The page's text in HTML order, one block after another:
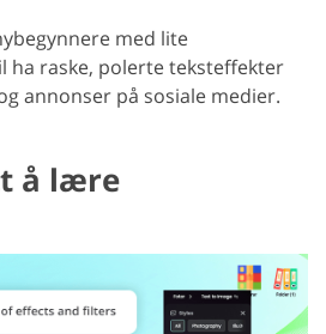
med lite
ha raske, polerte teksteffekter
annonser på sosiale medier.
å lære